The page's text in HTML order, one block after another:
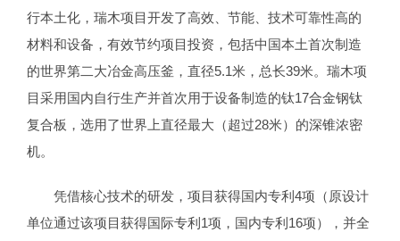
行本土化，瑞木项目开发了高效、节能、技术可靠性高的
材料和设备，有效节约项目投资，包括中国本土首次制造
的世界第二大冶金高压釜，直径5.1米，总长39米。瑞木项
目采用国内自行生产并首次用于设备制造的钛17合金钢钛
复合板，选用了世界上直径最大（超过28米）的深锥浓密
机。
凭借核心技术的研发，项目获得国内专利4项（原设计
单位通过该项目获得国际专利1项，国内专利16项），并全